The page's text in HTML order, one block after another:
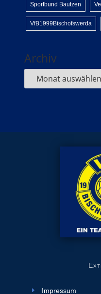
Sportbund Bautzen
VfB1999Bischofswerda
Archiv
Impressum